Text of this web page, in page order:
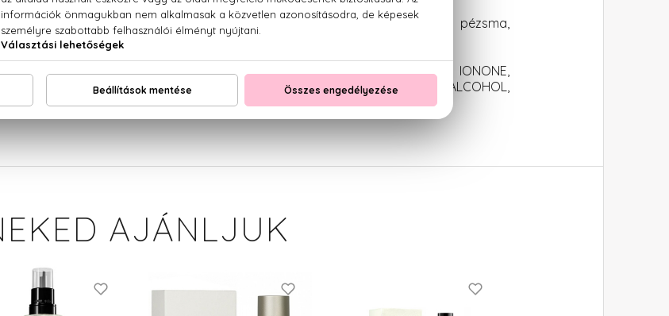
aromák, rozmaring, levendula, ciprus, híoszi pisztáciafa, pacsuli, pézsma,
AQUA / WATER, LIMONENE, LINALOOL, ALPHA-ISOMETHYL IONONE,
BENZYL ALCOHOL, CITRAL, COUMARIN, BENZYL BENZOATE, CINNAMYL ALCOHOL,
AJÁNLJUK